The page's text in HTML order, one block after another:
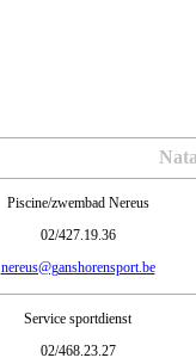
Piscine/zwembad Nereus
02/427.19.36
nereus@ganshorensport.be
Service sportdienst
02/468.23.27